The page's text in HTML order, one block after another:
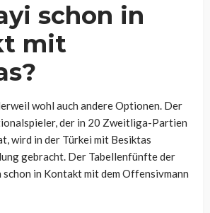
schon in
mit
wohl auch andere Optionen. Der
der in 20 Zweitliga-Partien
wird in der Türkei mit Besiktas
gebracht. Der Tabellenfünfte der
schon in Kontakt mit dem Offensivmann